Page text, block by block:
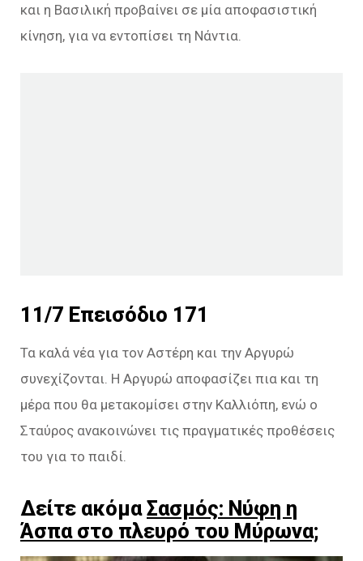
και η Βασιλική προβαίνει σε μία αποφασιστική
κίνηση, για να εντοπίσει τη Νάντια.
11/7 Επεισόδιο 171
Τα καλά νέα για τον Αστέρη και την Αργυρώ
συνεχίζονται. Η Αργυρώ αποφασίζει πια και τη
μέρα που θα μετακομίσει στην Καλλιόπη, ενώ ο
Σταύρος ανακοινώνει τις πραγματικές προθέσεις
του για το παιδί.
Δείτε ακόμαΣασμός: Νύφη η
Άσπα στο πλευρό του Μύρωνα;